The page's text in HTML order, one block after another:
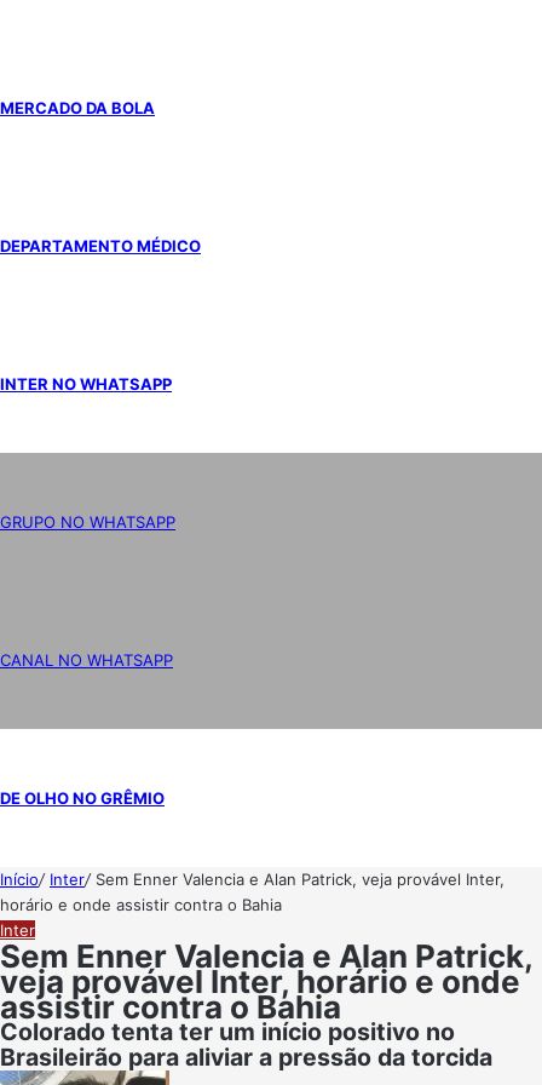
MERCADO DA BOLA
DEPARTAMENTO MÉDICO
INTER NO WHATSAPP
GRUPO NO WHATSAPP
CANAL NO WHATSAPP
DE OLHO NO GRÊMIO
Início/ Inter/ Sem Enner Valencia e Alan Patrick, veja provável Inter,
horário e onde assistir contra o Bahia
Inter
Sem Enner Valencia e Alan Patrick,
veja provável Inter, horário e onde
assistir contra o Bahia
Colorado tenta ter um início positivo no
Brasileirão para aliviar a pressão da torcida